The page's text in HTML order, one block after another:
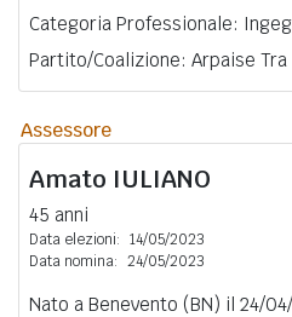
Categoria Professionale:
Partito/Coalizione: Arpaise
Assessore
Amato IULIANO
45 anni
Data elezioni: 14/05/2023
Data nomina: 24/05/2023
Nato a Benevento (BN) il 24/